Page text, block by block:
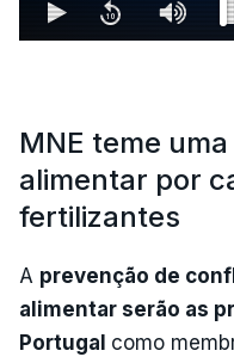
MNE teme
alimentar por
fertilizantes
A prevenção de
alimentar serão as
Portugal como